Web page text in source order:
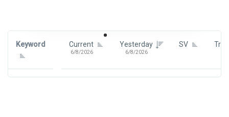
Keyword Current
6/8/2026
Yesterday
6/8/2026
SV